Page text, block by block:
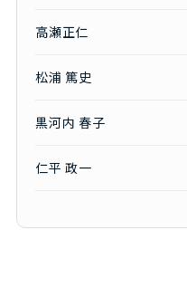
高瀬正仁
松浦 篤史
黒河内 春子
仁平 政一